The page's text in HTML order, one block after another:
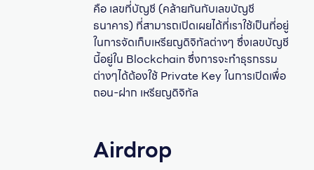
คือ เลขที่บัญชี (คล้ายกันกับเลขบัญชี
ธนาคาร) ที่สามารถเปิดเผยได้ที่เราใช้เป็นที่อยู่
ในการจัดเก็บเหรียญดิจิทัลต่างๆ ซึ่งเลขบัญชี
นี้อยู่ใน Blockchain ซึ่งการจะทำธุรกรรม
ต่างๆได้ต้องใช้ Private Key ในการเปิดเพื่อ
ถอน-ฝาก เหรียญดิจิทัล
Airdrop